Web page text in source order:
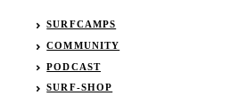
SURFCAMPS
COMMUNITY
PODCAST
SURF-SHOP